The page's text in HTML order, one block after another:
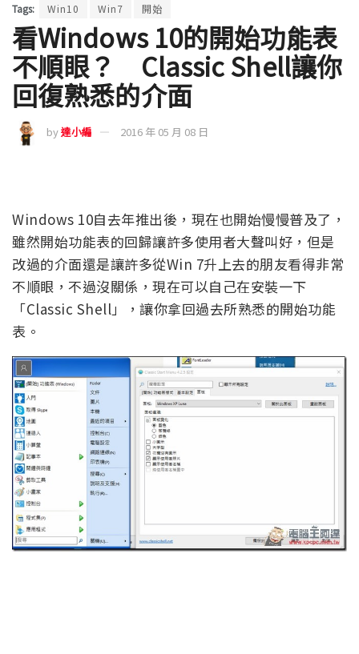
Tags: Win10 Win7 開始
看Windows 10的開始功能表
不順眼？ Classic Shell讓你
回復熟悉的介面
by達小編 2016 年 05 月 08 日
Windows 10自去年推出後，現在也開始慢慢普及了，
雖然開始功能表的回歸讓許多使用者大聲叫好，但是
改過的介面還是讓許多從Win 7升上去的朋友看得非常
不順眼，不過沒關係，現在可以自己在安裝一下
「Classic Shell」，讓你拿回過去所熟悉的開始功能
表。